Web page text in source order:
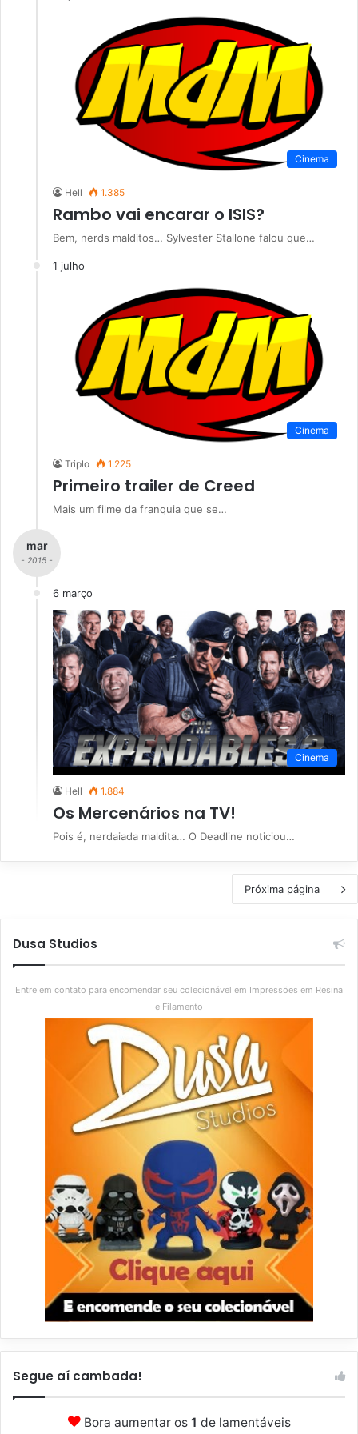
Cinema
Hell 1.385
Rambo vai encarar o ISIS?
Bem, nerds malditos… Sylvester Stallone falou que…
1 julho
Cinema
Triplo 1.225
Primeiro trailer de Creed
Mais um filme da franquia que se…
mar
- 2015 -
6 março
Cinema
Hell 1.884
Os Mercenários na TV!
Pois é, nerdaiada maldita… O Deadline noticiou…
Próxima página
Dusa Studios
Entre em contato para encomendar seu colecionável em Impressões em Resina
e Filamento
Segue aí cambada!
Bora aumentar os 1 de lamentáveis